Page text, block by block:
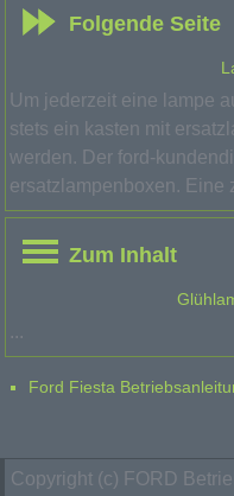
Folgende Seite
Um jederzeit eine lampe
stets ein kasten mit
werden. Der ford-
ersatzlampenboxen. Eine
Zum Inhalt
...
Ford Fiesta
Copyright (c) FORD